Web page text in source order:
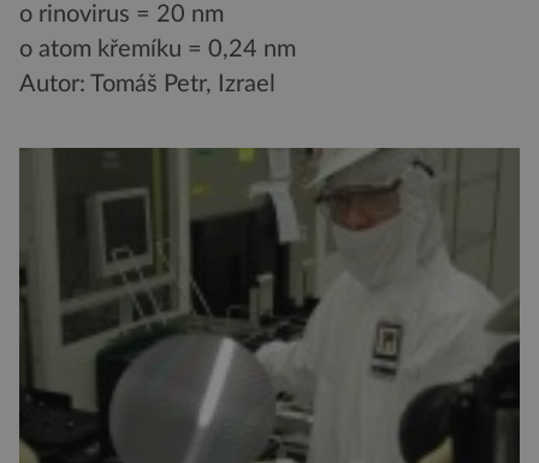
o rinovirus = 20 nm
o atom křemíku = 0,24 nm
Autor: Tomáš Petr, Izrael